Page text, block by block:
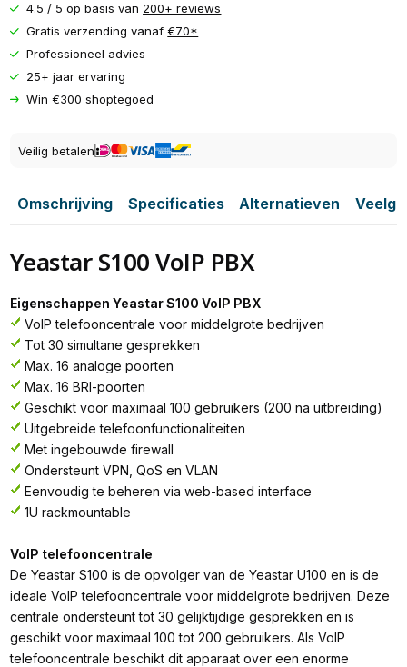
4.5 / 5 op basis van 200+ reviews
Gratis verzending vanaf€70*
Professioneel advies
25+ jaar ervaring
Win €300 shoptegoed
Veilig betalen
Omschrijving Specificaties Alternatieven
Yeastar S100 VoIP PBX
Eigenschappen Yeastar S100 VoIP PBX
VoIP telefooncentrale voor middelgrote bedrijven
Tot 30 simultane gesprekken
Max. 16 analoge poorten
Max. 16 BRI-poorten
Geschikt voor maximaal 100 gebruikers (200 na uitbreiding)
Uitgebreide telefoonfunctionaliteiten
Met ingebouwde firewall
Ondersteunt VPN, QoS en VLAN
Eenvoudig te beheren via web-based interface
1U rackmountable
VoIP telefooncentrale
De Yeastar S100 is de opvolger van de Yeastar U100 en is de
ideale VoIP telefooncentrale voor middelgrote bedrijven. Deze
centrale ondersteunt tot 30 gelijktijdige gesprekken en is
geschikt voor maximaal 100 tot 200 gebruikers. Als VoIP
telefooncentrale beschikt dit apparaat over een enorme